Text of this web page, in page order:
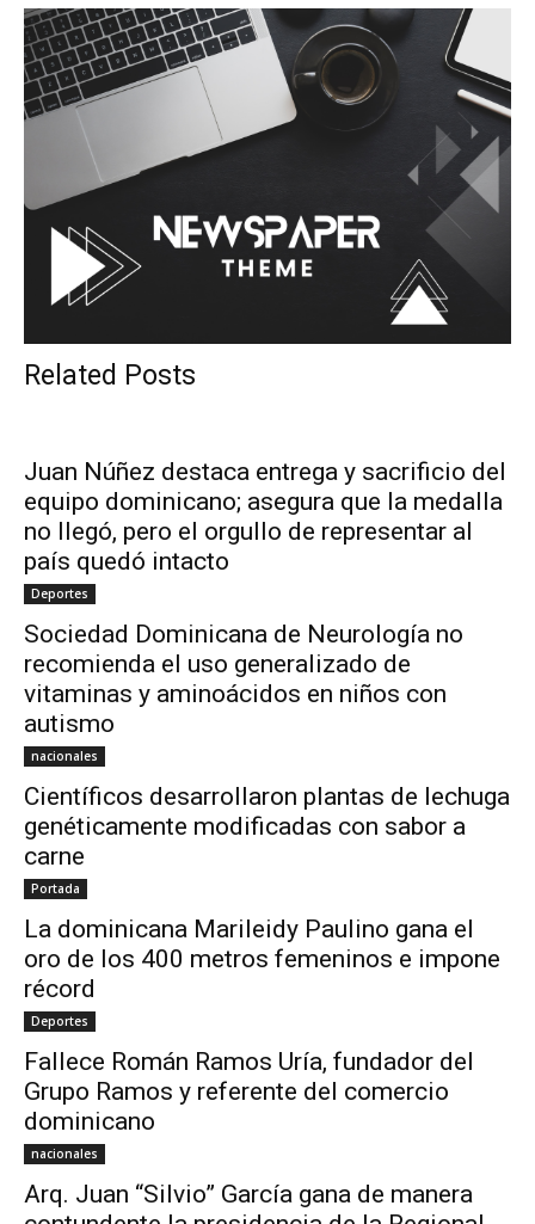
Related Posts
Juan Núñez destaca entrega y sacrificio del
equipo dominicano; asegura que la medalla
no llegó, pero el orgullo de representar al
país quedó intacto
Deportes
Sociedad Dominicana de Neurología no
recomienda el uso generalizado de
vitaminas y aminoácidos en niños con
autismo
nacionales
Científicos desarrollaron plantas de lechuga
genéticamente modificadas con sabor a
carne
Portada
La dominicana Marileidy Paulino gana el
oro de los 400 metros femeninos e impone
récord
Deportes
Fallece Román Ramos Uría, fundador del
Grupo Ramos y referente del comercio
dominicano
nacionales
Arq. Juan “Silvio” García gana de manera